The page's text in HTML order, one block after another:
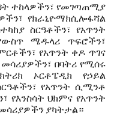
ተከላዎችን፣ የመገጣጠሚያ
የክራኒዮማክሲሎፋሻል
ስርዓቶችን፣ የአጥንት
ሜዱላሪ ጥፍሮችን፣
የአጥንት ቀዶ ጥገና
በባትሪ የሚሰሩ
ኦርቶፔዲክ የኃይል
የአጥንት ሲሚንቶ
የእንስሳት ህክምና የአጥንት
መሳሪያዎችን ያካትታል።